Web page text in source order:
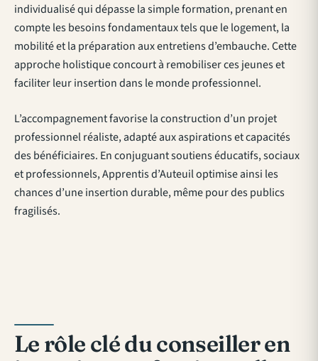
individualisé qui dépasse la simple formation, prenant en
compte les besoins fondamentaux tels que le logement, la
mobilité et la préparation aux entretiens d’embauche. Cette
approche holistique concourt à remobiliser ces jeunes et
faciliter leur insertion dans le monde professionnel.
L’accompagnement favorise la construction d’un projet
professionnel réaliste, adapté aux aspirations et capacités
des bénéficiaires. En conjuguant soutiens éducatifs, sociaux
et professionnels, Apprentis d’Auteuil optimise ainsi les
chances d’une insertion durable, même pour des publics
fragilisés.
Le rôle clé du conseiller en